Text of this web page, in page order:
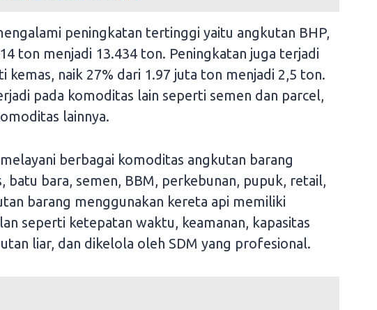
peningkatan tertinggi yaitu angkutan BHP,
ton menjadi 13.434 ton. Peningkatan juga terjadi
kemas, naik 27% dari 1.97 juta ton menjadi 2,5 ton.
pada komoditas lain seperti semen dan parcel,
lainnya.
berbagai komoditas angkutan barang
batu bara, semen, BBM, perkebunan, pupuk, retail,
barang menggunakan kereta api memiliki
seperti ketepatan waktu, keamanan, kapasitas
liar, dan dikelola oleh SDM yang profesional.